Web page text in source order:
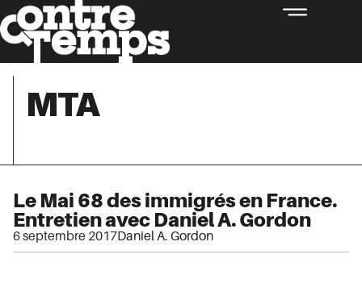
MTA
Le Mai 68 des immigrés en France.
Entretien avec Daniel A. Gordon
6 septembre 2017Daniel A. Gordon